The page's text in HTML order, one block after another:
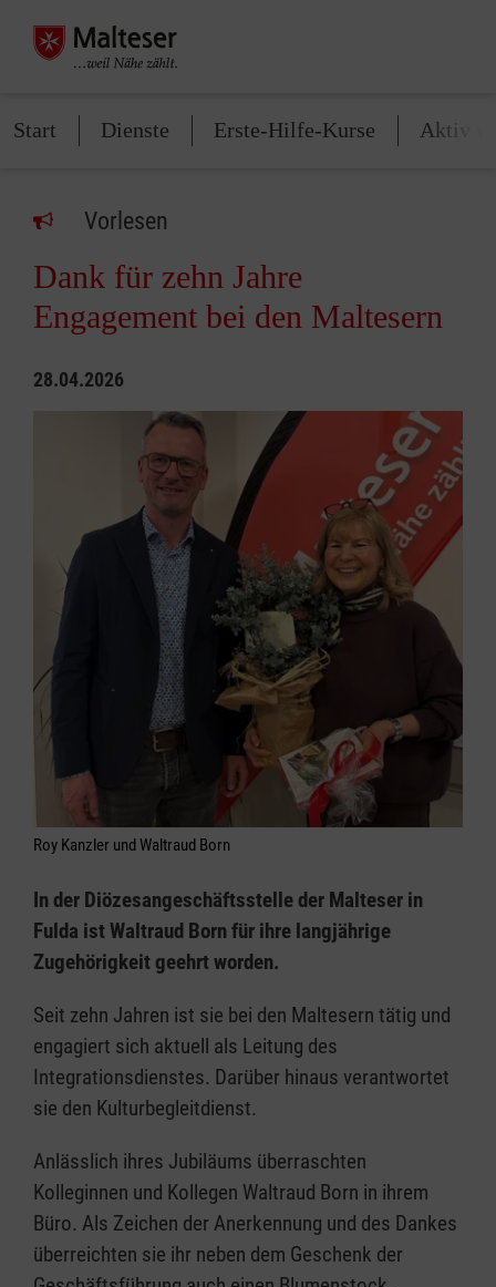
Start Dienste Erste-Hilfe-Kurse Aktiv
Vorlesen
Dank für zehn Jahre
Engagement bei den Maltesern
28.04.2026
Roy Kanzler und Waltraud Born
In der Diözesangeschäftsstelle der Malteser in
Fulda ist Waltraud Born für ihre langjährige
Zugehörigkeit geehrt worden.
Seit zehn Jahren ist sie bei den Maltesern tätig und
engagiert sich aktuell als Leitung des
Integrationsdienstes. Darüber hinaus verantwortet
sie den Kulturbegleitdienst.
Anlässlich ihres Jubiläums überraschten
Kolleginnen und Kollegen Waltraud Born in ihrem
Büro. Als Zeichen der Anerkennung und des Dankes
überreichten sie ihr neben dem Geschenk der